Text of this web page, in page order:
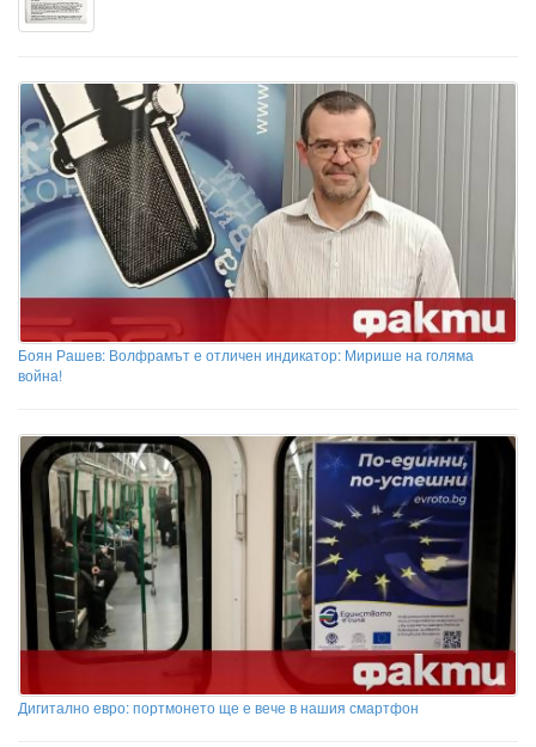
Боян Рашев: Волфрамът е отличен индикатор: Мирише на голяма
война!
Дигитално евро: портмонето ще е вече в нашия смартфон